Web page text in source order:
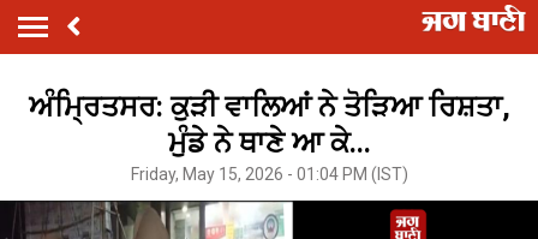
ਅੰਮ੍ਰਿਤਸਰ: ਕੁੜੀ ਵਾਲਿਆਂ ਨੇ ਤੋੜਿਆ ਰਿਸ਼ਤਾ,
ਮੁੰਡੇ ਨੇ ਥਾਣੇ ਆ ਕੇ...
Friday, May 15, 2026 - 01:04 PM (IST)